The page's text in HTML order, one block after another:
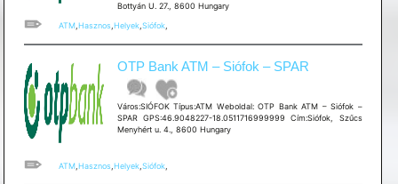
Bottyán U. 27., 8600 Hungary
ATM,Hasznos,Helyek,Siófok,
OTP Bank ATM – Siófok – SPAR
Város:SIÓFOK Típus:ATM Weboldal: OTP Bank ATM – Siófok –
SPAR GPS:46.9048227-18.0511716999999 Cím:Siófok, Szűcs
Menyhért u. 4., 8600 Hungary
ATM, Hasznos, Helyek, Siófok,